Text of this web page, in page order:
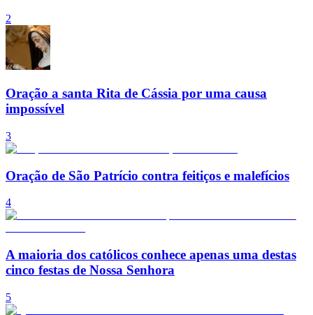
2
Oração a santa Rita de Cássia por uma causa
impossível
3
Oração de São Patrício contra feitiços e malefícios
4
A maioria dos católicos conhece apenas uma destas
cinco festas de Nossa Senhora
5